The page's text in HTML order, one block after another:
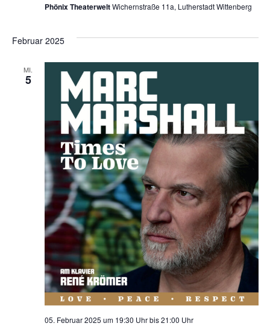
i
e
n
n
a
v
i
g
a
t
i
o
n
-
a
v
g
a
t
n
Phönix TheaterweltWichernstraße 11a, Lutherstadt Wittenberg
Februar 2025
MI.
5
05. Februar 2025 um 19:30 Uhrbis21:00 Uhr